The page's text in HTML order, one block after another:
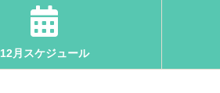
12月スケジュール